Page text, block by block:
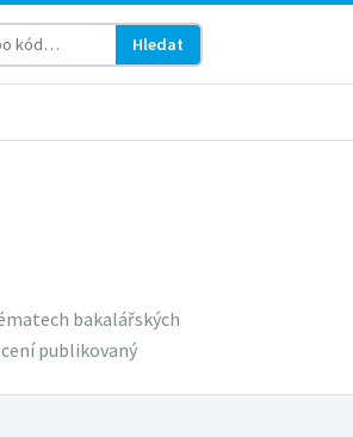
Hledat
bakalářských
publikovaný